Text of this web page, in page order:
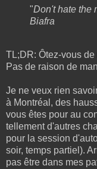
"Don't hate the
Biafra
TL;DR: Ôtez-vous
Pas de raison de
Je ne veux rien
à Montréal, des
vous êtes pour au
tellement d'autres
pour la session
soir, temps partiel).
pas être dans mes